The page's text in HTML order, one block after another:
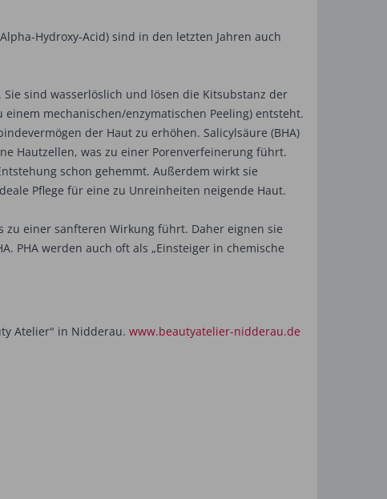
Hydroxy-Acid) sind in den letzten Jahren auch
sind wasserlöslich und lösen die Kitsubstanz der
mechanischen/enzymatischen Peeling) entsteht.
der Haut zu erhöhen. Salicylsäure (BHA)
Hautzellen, was zu einer Porenverfeinerung führt.
schon gehemmt. Außerdem wirkt sie
Pflege für eine zu Unreinheiten neigende Haut.
zu einer sanfteren Wirkung führt. Daher eignen sie
PHA werden auch oft als „Einsteiger in chemische
Atelier" in Nidderau. www.beautyatelier-nidderau.de